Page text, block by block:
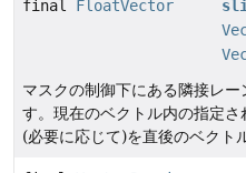
final FloatVector
マスクの制御下にある隣接レ
す。現在のベクトル内の指定さ
(必要に応じて)を直後のベクト